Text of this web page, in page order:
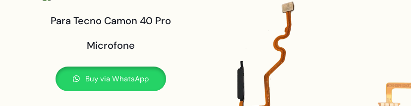
Para Tecno Camon 40 Pro
Microfone
Buy via WhatsApp